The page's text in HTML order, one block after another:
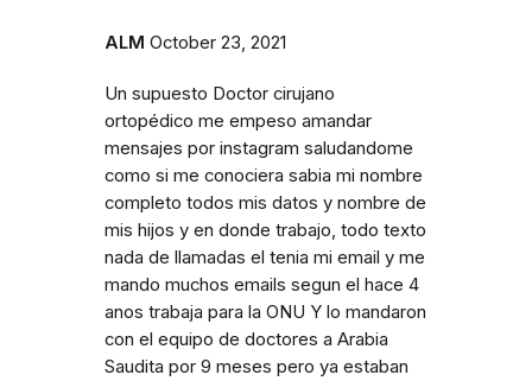
ALM October 23, 2021
Un supuesto Doctor cirujano
ortopédico me empeso amandar
mensajes por instagram saludandome
como si me conociera sabia mi nombre
completo todos mis datos y nombre de
mis hijos y en donde trabajo, todo texto
nada de llamadas el tenia mi email y me
mando muchos emails segun el hace 4
anos trabaja para la ONU Y lo mandaron
con el equipo de doctores a Arabia
Saudita por 9 meses pero ya estaban